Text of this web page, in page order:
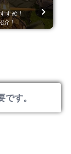
すめ！
介！
す。